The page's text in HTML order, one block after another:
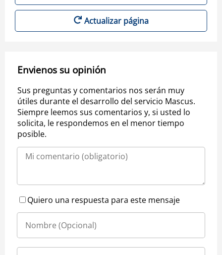
Actualizar página
Envienos su opinión
Sus preguntas y comentarios nos serán muy
útiles durante el desarrollo del servicio Mascus.
Siempre leemos sus comentarios y, si usted lo
solicita, le respondemos en el menor tiempo
posible.
Quiero una respuesta para este mensaje